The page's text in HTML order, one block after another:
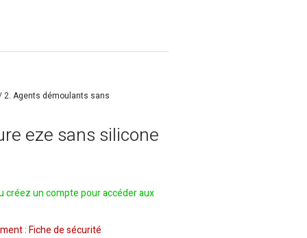
2. Agents démoulants sans
eze sans silicone
créez un compte pour accéder aux
: Fiche de sécurité